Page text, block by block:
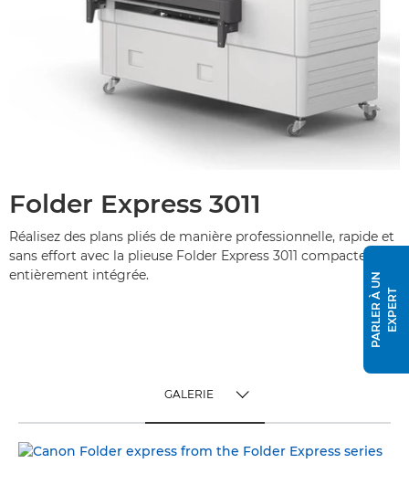
Folder Express 3011
Réalisez des plans pliés de manière professionnelle, rapide et
sans effort avec la plieuse Folder Express 3011 compacte et
entièrement intégrée.
GALERIE
GALERIE
P
A
R
L
E
R
À
U
N
E
X
P
E
RT